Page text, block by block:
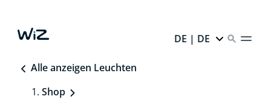
DE | DE
Alle anzeigen Leuchten
Shop